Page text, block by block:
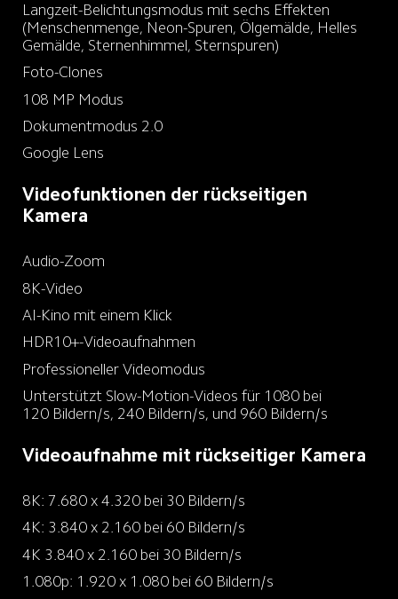
Langzeit-Belichtungsmodus mit sechs Effekten
(Menschenmenge, Neon-Spuren, Ölgemälde, Helles
Gemälde, Sternenhimmel, Sternspuren)
Foto-Clones
108 MP Modus
Dokumentmodus 2.0
Google Lens
Videofunktionen der rückseitigen
Kamera
Audio-Zoom
8K-Video
AI-Kino mit einem Klick
HDR10+-Videoaufnahmen
Professioneller Videomodus
Unterstützt Slow-Motion-Videos für 1080 bei
120 Bildern/s, 240 Bildern/s, und 960 Bildern/s
Videoaufnahme mit rückseitiger Kamera
8K: 7.680 x 4.320 bei 30 Bildern/s
4K: 3.840 x 2.160 bei 60 Bildern/s
4K 3.840 x 2.160 bei 30 Bildern/s
1.080p: 1.920 x 1.080 bei 60 Bildern/s